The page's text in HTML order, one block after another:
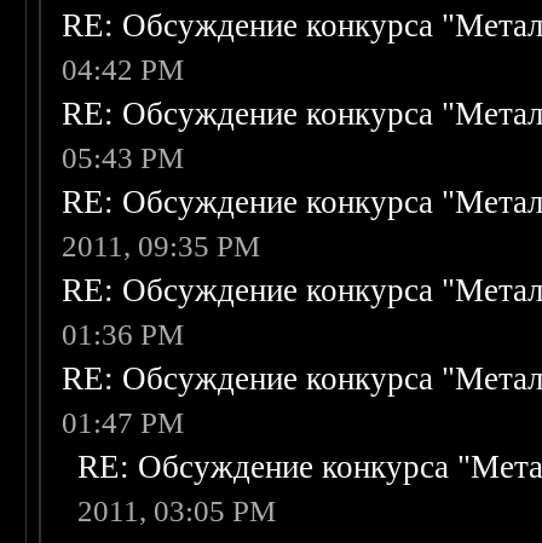
RE: Обсуждение конкурса
04:42 PM
RE: Обсуждение конкурса
05:43 PM
RE: Обсуждение конкурса
2011, 09:35 PM
RE: Обсуждение конкурса
01:36 PM
RE: Обсуждение конкурса
01:47 PM
RE: Обсуждение конкурса
2011, 03:05 PM